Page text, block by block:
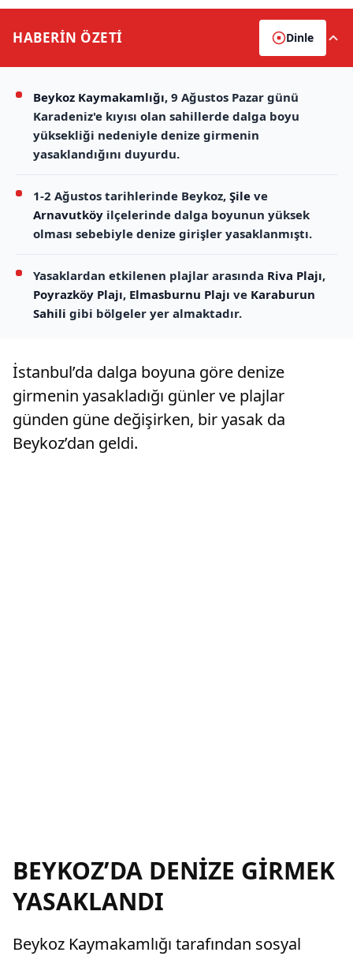
HABERİN ÖZETİ Dinle
Beykoz Kaymakamlığı, 9 Ağustos Pazar günü
Karadeniz'e kıyısı olan sahillerde dalga boyu
yüksekliği nedeniyle denize girmenin
yasaklandığını duyurdu.
1-2 Ağustos tarihlerinde Beykoz, Şile ve
Arnavutköy ilçelerinde dalga boyunun yüksek
olması sebebiyle denize girişler yasaklanmıştı.
Yasaklardan etkilenen plajlar arasında Riva Plajı,
Poyrazköy Plajı, Elmasburnu Plajı ve Karaburun
Sahili gibi bölgeler yer almaktadır.
İstanbul’da dalga boyuna göre denize
girmenin yasakladığı günler ve plajlar
günden güne değişirken, bir yasak da
Beykoz’dan geldi.
BEYKOZ’DA DENİZE GİRMEK
YASAKLANDI
Beykoz Kaymakamlığı tarafından sosyal